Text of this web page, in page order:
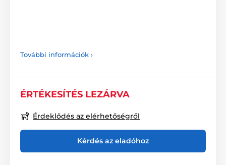
További információk ›
ÉRTÉKESÍTÉS LEZÁRVA
Érdeklődés az elérhetőségről
Kérdés az eladóhoz